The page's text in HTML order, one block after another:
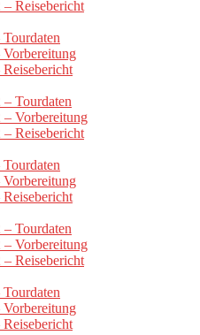
Reisebericht
Tourdaten
Vorbereitung
Reisebericht
Tourdaten
Vorbereitung
Reisebericht